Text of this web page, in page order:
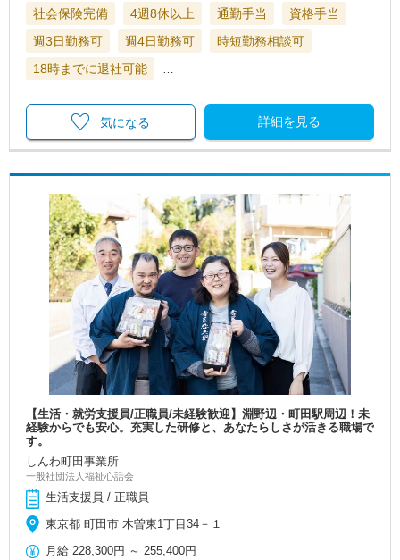
社会保険完備 4週8休以上 通勤手当
資格手当
週3日勤務可
週4日勤務可
時短勤務相談可
18時までに退社可能
…
詳細を見る
気になる
【生活・就労支援員/正職員/未経験歓迎】淵野辺・町田駅周辺！未
経験からでも安心。充実した研修と、あなたらしさが活きる職場で
す。
しんわ町田事業所
一般社団法人福祉心話会
生活支援員 / 正職員
東京都 町田市 木曽東1丁目34－１
月給 228,300円 ～255,400円